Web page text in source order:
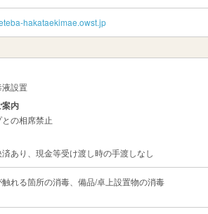
hakataekimae.owst.jp
液設置
内
の相席禁止
あり、現金等受け渡し時の手渡しなし
れる箇所の消毒、備品/卓上設置物の消毒